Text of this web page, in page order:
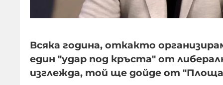
Всяка година, откакто
един "удар под кръста" от
изглежда, той ще дойде от